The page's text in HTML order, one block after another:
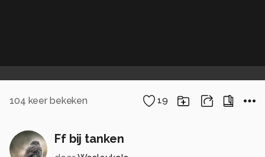
104 keer bekeken 19
Ff bij tanken